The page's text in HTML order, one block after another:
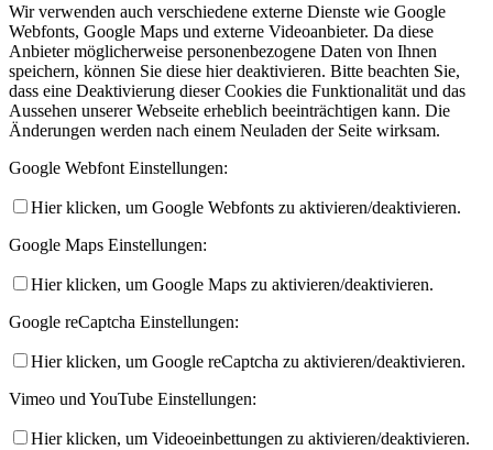
Wir verwenden auch verschiedene externe Dienste wie Google
Webfonts, Google Maps und externe Videoanbieter. Da diese
Anbieter möglicherweise personenbezogene Daten von Ihnen
speichern, können Sie diese hier deaktivieren. Bitte beachten Sie,
dass eine Deaktivierung dieser Cookies die Funktionalität und das
Aussehen unserer Webseite erheblich beeinträchtigen kann. Die
Änderungen werden nach einem Neuladen der Seite wirksam.
Google Webfont Einstellungen:
Hier klicken, um Google Webfonts zu aktivieren/deaktivieren.
Google Maps Einstellungen:
Hier klicken, um Google Maps zu aktivieren/deaktivieren.
Google reCaptcha Einstellungen:
Hier klicken, um Google reCaptcha zu aktivieren/deaktivieren.
Vimeo und YouTube Einstellungen:
Hier klicken, um Videoeinbettungen zu aktivieren/deaktivieren.